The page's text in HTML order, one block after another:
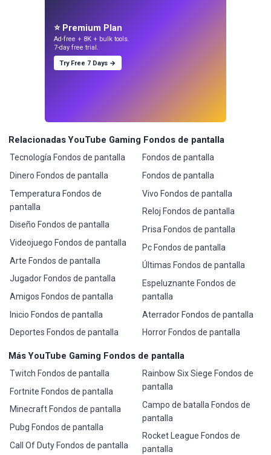
⭐ Premium Plan
Ad-free + 8K + bulk tools.
7-day free trial.
Try Free 7 Days →
Relacionadas YouTube Gaming Fondos de pantalla
Tecnología Fondos de pantalla
Dinero Fondos de pantalla
Temperatura Fondos de
pantalla
Diseño Fondos de pantalla
Videojuego Fondos de pantalla
Arte Fondos de pantalla
Jugador Fondos de pantalla
Amigos Fondos de pantalla
Inicio Fondos de pantalla
Deportes Fondos de pantalla
Fondos de pantalla
Fondos de pantalla
Vivo Fondos de pantalla
Reloj Fondos de pantalla
Prisa Fondos de pantalla
Pc Fondos de pantalla
Últimas Fondos de pantalla
Espeluznante Fondos de
pantalla
Aterrador Fondos de pantalla
Horror Fondos de pantalla
Más YouTube Gaming Fondos de pantalla
Twitch Fondos de pantalla
Fortnite Fondos de pantalla
Minecraft Fondos de pantalla
Pubg Fondos de pantalla
Call Of Duty Fondos de pantalla
Rainbow Six Siege Fondos de
pantalla
Campo de batalla Fondos de
pantalla
Rocket League Fondos de
pantalla